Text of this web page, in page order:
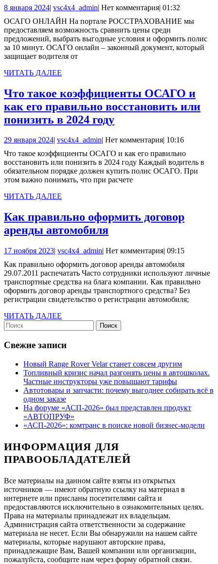
8 января 20248
января
2024
| vsc4x4_adminvsc4x4_admin
| Нет комментария| 01:32
ОСАГО ОНЛАЙН На портале РОССТРАХОВАНИЕ мы
предоставляем возможность сравнить цены среди
предложений, выбрать выгодные условия и оформить полис
за 10 минут. ОСАГО онлайн – законный документ, который
защищает водителя от
ЧИТАТЬ ДАЛЕЕ
Что такое коэффициенты ОСАГО и
как его правильно восстановить или
понизить в 2024 годуЧто
коэффициенты
ОСАГО
и
как
восстановить
понизить
в
2024
году
29 января 202429
2024
vsc4x4_adminvsc4x4_admin
Нет комментария 10:16
Что такое коэффициенты ОСАГО и как его правильно
восстановить или понизить в 2024 году Каждый водитель в
обязательном порядке должен купить полис ОСАГО. При
этом важно понимать, что при расчете
ЧИТАТЬ ДАЛЕЕ
Как правильно оформить договор
аренды автомобиляКак
оформить
договор
аренды
автомобиля
17 ноября 202317
2023
| vsc4x4_adminvsc4x4_admin
| Нет комментария| 09:15
Как правильно оформить договор аренды автомобиля
29.07.2011 распечатать Часто сотрудники используют личные
транспортные средства на блага компании. Как правильно
оформить договор аренды транспортного средства? Без
регистрации свидетельство о регистрации автомобиля;
ЧИТАТЬ ДАЛЕЕ
Найти:
Свежие записи
Новый Range Rover Velar станет совсем другим
Топливный кризис начал разгонять цены в автошколах.
Частные инструкторы уже повышают тарифы
Автотовары и запчасти: почему выгоднее собирать всё в
одном заказе
На форуме «АСП-2026» был представлен продукт
«АВТОПРУФ»
«АСП-2026»: комтранс в поиске новой бизнес-модели
ИНФОРМАЦИЯ ДЛЯ
ПРАВООБЛАДАТЕЛЕЙ
Все материалы на данном сайте взяты из открытых
источников — имеют обратную ссылку на материал в
интернете или присланы посетителями сайта и
предоставляются исключительно в ознакомительных целях.
Права на материалы принадлежат их владельцам.
Администрация сайта ответственности за содержание
материала не несет. Если Вы обнаружили на нашем сайте
материалы, которые нарушают авторские права,
принадлежащие Вам, Вашей компании или организации,
пожалуйста, сообщите нам через форму обратной связи.